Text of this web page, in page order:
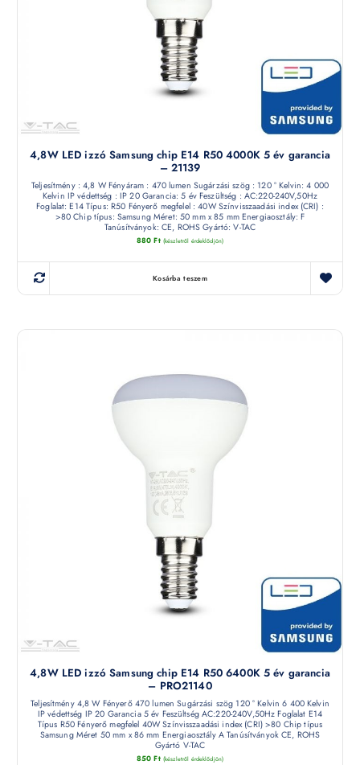
4,8W LED izzó Samsung chip E14 R50 4000K 5 év garancia
– 21139
Teljesítmény : 4,8 W Fényáram : 470 lumen Sugárzási szög : 120 ° Kelvin: 4 000
Kelvin IP védettség : IP 20 Garancia: 5 év Feszültség : AC:220-240V,50Hz
Foglalat: E14 Típus: R50 Fényerő megfelel : 40W Színvisszaadási index (CRI) :
>80 Chip típus: Samsung Méret: 50 mm x 85 mm Energiaosztály: F
Tanúsítványok: CE, ROHS Gyártó: V-TAC
880Ft (készletről érdeklődjön)
Kosárba teszem
4,8W LED izzó Samsung chip E14 R50 6400K 5 év garancia
– PRO21140
Teljesítmény 4,8 W Fényerő 470 lumen Sugárzási szög 120 ° Kelvin 6 400 Kelvin
IP védettség IP 20 Garancia 5 év Feszültség AC:220-240V,50Hz Foglalat E14
Típus R50 Fényerő megfelel 40W Színvisszaadási index (CRI) >80 Chip típus
Samsung Méret 50 mm x 86 mm Energiaosztály A Tanúsítványok CE, ROHS
Gyártó V-TAC
850Ft (készletről érdeklődjön)